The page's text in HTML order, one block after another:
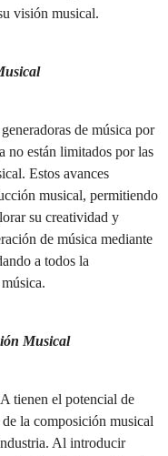
visión musical.
de música por
no están limitados por las
Estos avances
musical, permitiendo
su creatividad y
de música mediante
a todos la
Musical
tienen el potencial de
la composición musical
Al introducir